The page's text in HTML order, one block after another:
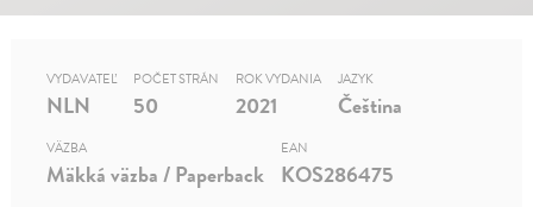
VYDAVATEĽ
NLN
POČET STRÁN
50
ROK VYDANIA
2021
JAZYK
Čeština
VÄZBA
Mäkká väzba / Paperback
EAN
KOS286475